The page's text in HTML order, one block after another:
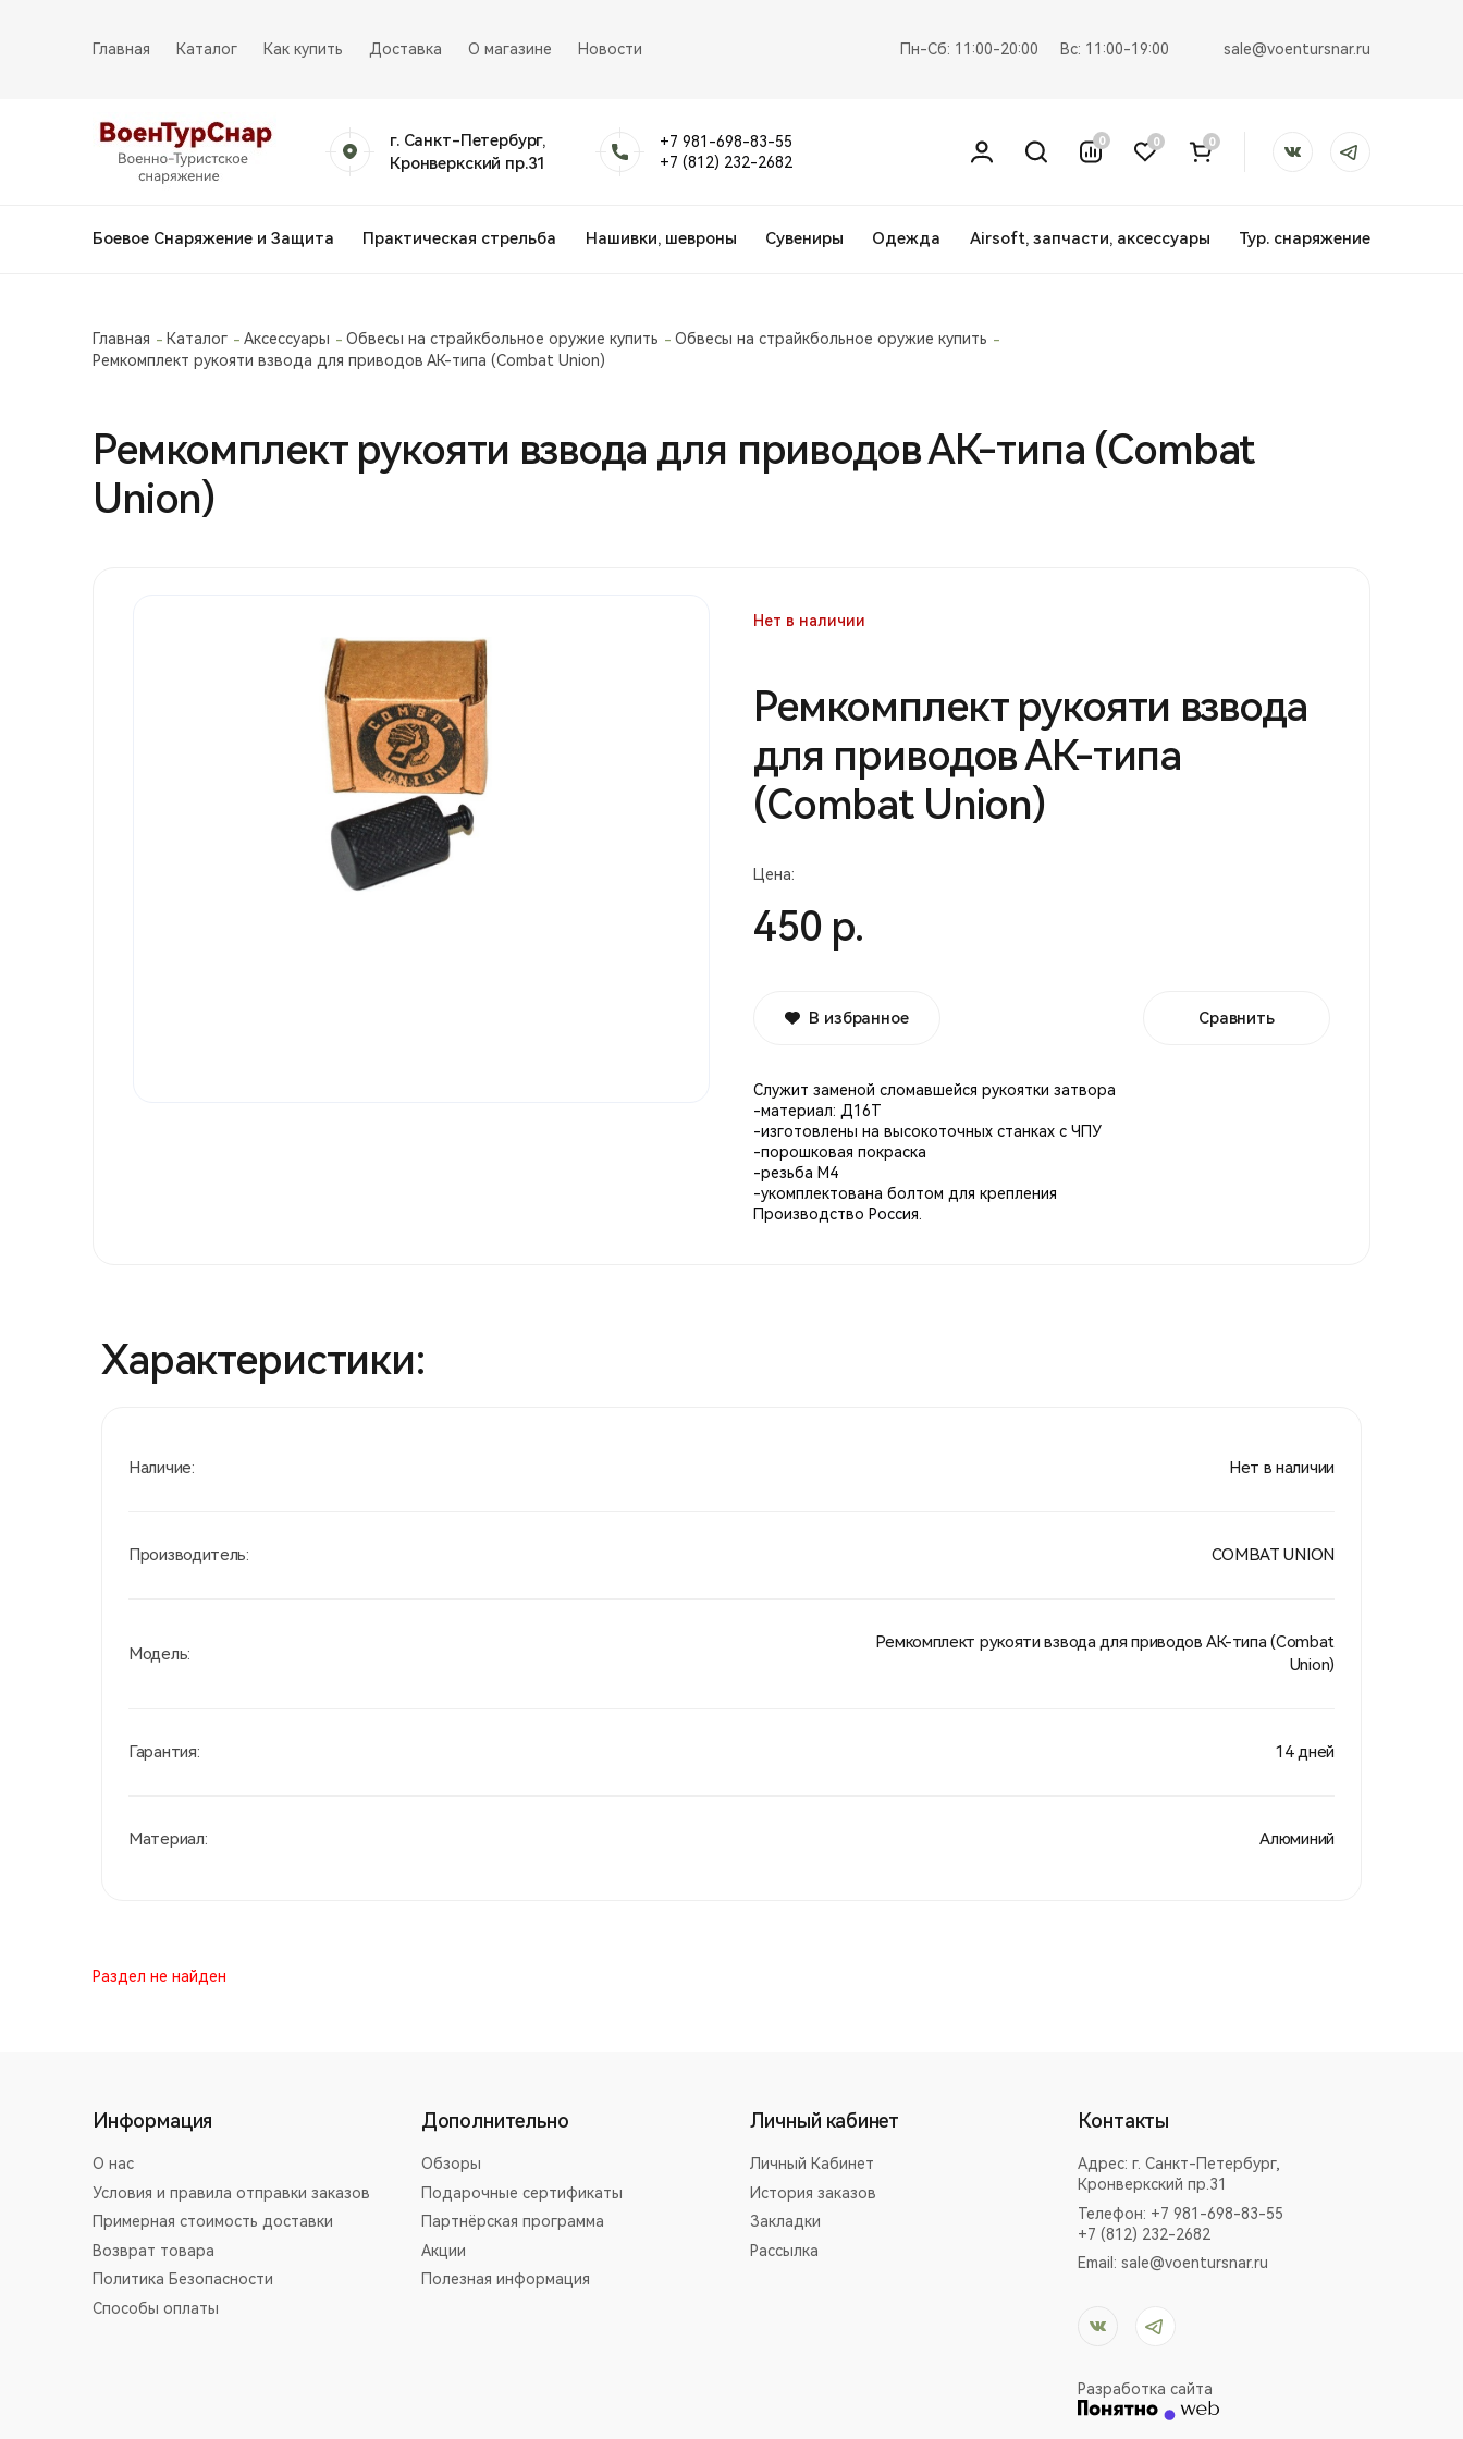
Главная Каталог Как купить Доставка О магазине Новости Пн-Сб: 11:00-20:00 Вс: 11:00-19:00 sale@voentursnar.ru
г. Санкт-Петербург,
Кронверкский пр.31
+7 981-698-83-55
+7 (812) 232-2682
0 0 0
Боевое Снаряжение и Защита Практическая стрельба Нашивки, шевроны Сувениры Одежда Airsoft, запчасти, аксессуары Тур. снаряжение
Главная Каталог Аксессуары Обвесы на страйкбольное оружие купить
Обвесы на страйкбольное оружие купить
Ремкомплект рукояти взвода для приводов АК-типа (Combat Union)
Ремкомплект рукояти взвода для приводов АК-типа (Combat
Union)
Нет в наличии
Ремкомплект рукояти взвода
для приводов АК-типа
(Combat Union)
Цена:
450 р.
В избранное Сравнить
Служит заменой сломавшейся рукоятки затвора
-материал: Д16Т
-изготовлены на высокоточных станках с ЧПУ
-порошковая покраска
-резьба М4
-укомплектована болтом для крепления
Производство Россия.
Характеристики:
Наличие: Нет в наличии
Производитель: COMBAT UNION
Модель:
Ремкомплект рукояти взвода для приводов АК-типа (Combat
Union)
Гарантия: 14 дней
Материал: Алюминий
Раздел не найден
Информация
О нас
Условия и правила отправки заказов
Примерная стоимость доставки
Возврат товара
Политика Безопасности
Способы оплаты
Дополнительно
Обзоры
Подарочные сертификаты
Партнёрская программа
Акции
Полезная информация
Личный кабинет
Личный Кабинет
История заказов
Закладки
Рассылка
Контакты
Адрес:г. Санкт-Петербург,
Кронверкский пр.31
Телефон: +7 981-698-83-55
+7 (812) 232-2682
Email:sale@voentursnar.ru
Разработка сайта